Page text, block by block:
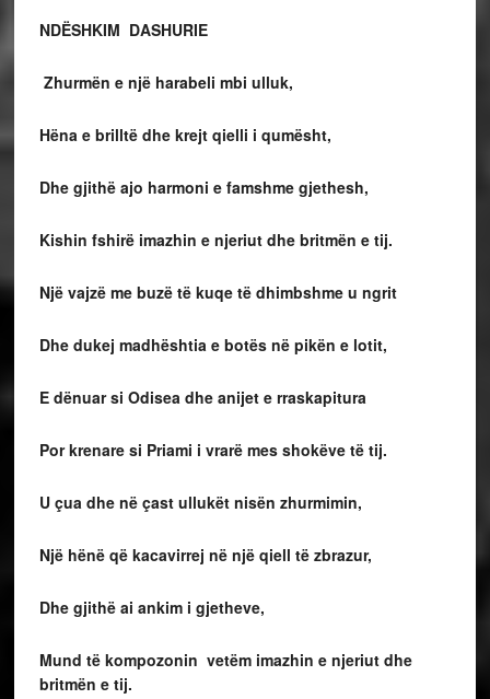
NDËSHKIM DASHURIE
Zhurmën e një harabeli mbi ulluk,
Hëna e brilltë dhe krejt qielli i qumësht,
Dhe gjithë ajo harmoni e famshme gjethesh,
Kishin fshirë imazhin e njeriut dhe britmën e tij.
Një vajzë me buzë të kuqe të dhimbshme u ngrit
Dhe dukej madhështia e botës në pikën e lotit,
E dënuar si Odisea dhe anijet e rraskapitura
Por krenare si Priami i vrarë mes shokëve të tij.
U çua dhe në çast ullukët nisën zhurmimin,
Një hënë që kacavirrej në një qiell të zbrazur,
Dhe gjithë ai ankim i gjetheve,
Mund të kompozonin vetëm imazhin e njeriut dhe
britmën e tij.